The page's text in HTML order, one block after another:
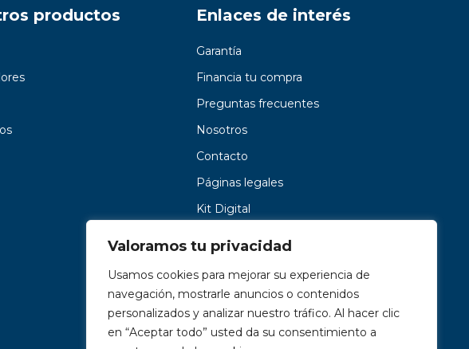
Valoramos tu privacidad
Usamos cookies para mejorar su experiencia de
navegación, mostrarle anuncios o contenidos
personalizados y analizar nuestro tráfico. Al hacer clic
en “Aceptar todo” usted da su consentimiento a
productos Enlaces de interés
Garantía
Financia tu compra
Preguntas frecuentes
Nosotros
Contacto
Páginas legales
Kit Digital